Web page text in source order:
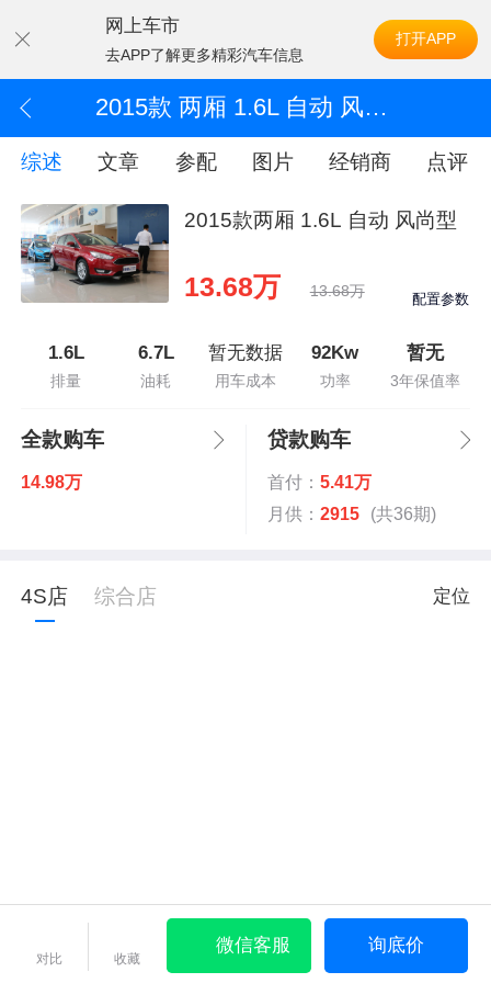
网上车市
去APP了解更多精彩汽车信息
打开APP
2015款 两厢 1.6L 自动 风尚型
综述 文章 参配 图片 经销商 点评
2015款两厢 1.6L 自动 风尚型
13.68万 13.68万 配置参数
1.6L
排量
6.7L
油耗
暂无数据
用车成本
92Kw
功率
暂无
3年保值率
全款购车
14.98万
贷款购车
首付： 5.41万
月供： 2915 (共36期)
4S店 综合店 定位
对比 收藏
微信客服 询底价